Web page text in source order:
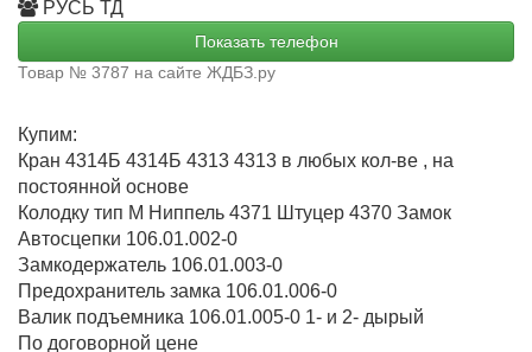
РУСЬ ТД
Показать телефон
Товар № 3787 на сайте ЖДБЗ.ру
Купим:
Кран 4314Б 4314Б 4313 4313 в любых кол-ве , на
постоянной основе
Колодку тип М Ниппель 4371 Штуцер 4370 Замок
Автосцепки 106.01.002-0
Замкодержатель 106.01.003-0
Предохранитель замка 106.01.006-0
Валик подъемника 106.01.005-0 1- и 2- дырый
По договорной цене